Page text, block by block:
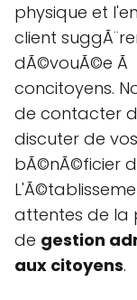
physique et
client
dÃ©vouÃ©e Ã
concitoyens.
de contacter
discuter de
bÃ©nÃ©ficier
attentes de la
de gestion
aux citoyens.